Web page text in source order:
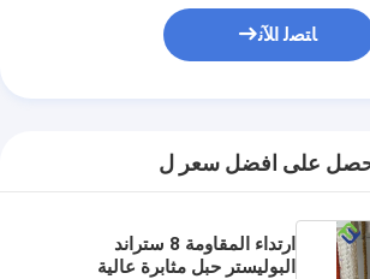
ﺎﺘﺼﻟ ﺍﻶﻧ
على افضل سعر ل
ارتداء المقاومة 8 ستراند
البوليستر حبل مثابرة عالية